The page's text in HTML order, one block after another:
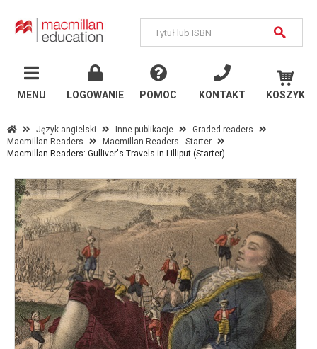
MENU LOGOWANIE POMOC KONTAKT KOSZYK
Język angielski Inne publikacje
Graded readers
Macmillan Readers
Macmillan Readers - Starter
Macmillan Readers: Gulliver's Travels in Lilliput (Starter)
MENU
Język
angielski
Szkoły językowe i
Inne publikacje
Język
niemiecki
Szkoły państwowe
Szkoły językowe i
uczelnie
Inne publikacje